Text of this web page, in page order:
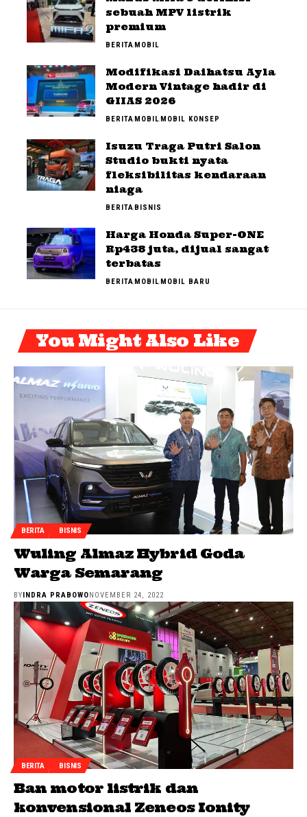
sebuah MPV listrik
premium
BERITAMOBIL
Modifikasi Daihatsu Ayla
Modern Vintage hadir di
GIIAS 2026
BERITAMOBILMOBIL KONSEP
Isuzu Traga Putri Salon
Studio bukti nyata
fleksibilitas kendaraan
niaga
BERITABISNIS
Harga Honda Super-ONE
Rp438 juta, dijual sangat
terbatas
BERITAMOBILMOBIL BARU
You Might Also Like
BERITA BISNIS
Wuling Almaz Hybrid Goda
Warga Semarang
BYINDRA PRABOWONOVEMBER 24, 2022
BERITA BISNIS
Ban motor listrik dan
konvensional Zeneos Ionity